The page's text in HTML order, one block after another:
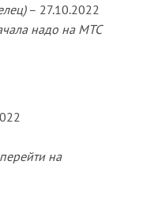
– 27.10.2022
надо на МТС
на